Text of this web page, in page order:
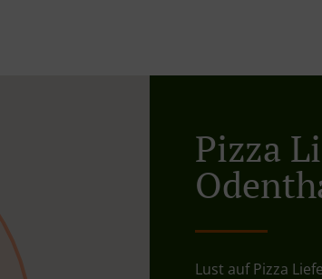
Pizza
Lust auf Pizza